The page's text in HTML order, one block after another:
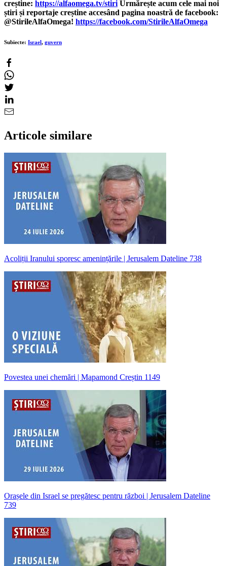
creștine: https://alfaomega.tv/stiri Urmărește acum cele mai noi
știri și reportaje creștine accesând pagina noastră de facebook:
@StirileAlfaOmega! https://facebook.com/StirileAlfaOmega
Subiecte: Israel, guvern
Articole similare
Acoliții Iranului sporesc amenințările | Jerusalem Dateline 738
Povestea unei chemări | Mapamond Creștin 1149
Orașele din Israel se pregătesc pentru război | Jerusalem Dateline
739